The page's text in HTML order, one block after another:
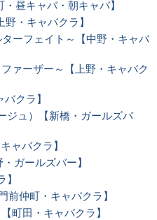
・昼キャバ・朝キャバ】
・キャバクラ】
ーフェイト～【中野・キャバ
ァーザー～【上野・キャバク
クラ】
ジュ）【新橋・ガールズバ
ャバクラ】
ガールズバー】
】
前仲町・キャバクラ】
町田・キャバクラ】